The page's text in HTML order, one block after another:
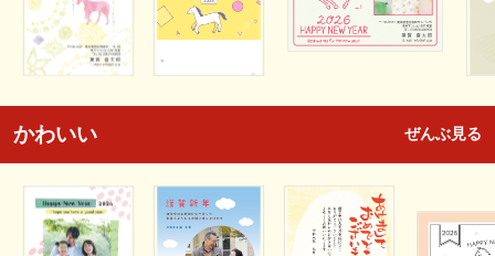
かわいい ぜんぶ見る